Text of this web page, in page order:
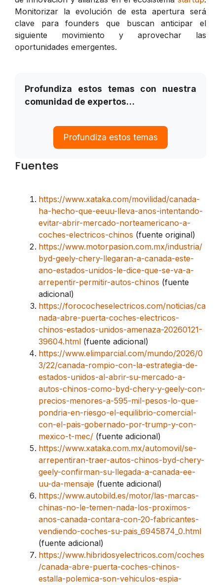
Monitorizar la evolución de esta apertura será
clave para founders que buscan anticipar el
siguiente movimiento y aprovechar las
oportunidades emergentes.
Profundiza estos temas con nuestra
comunidad de expertos…
Profundiza estos temas
Fuentes
https://www.xataka.com/movilidad/canada-
ha-hecho-que-eeuu-lleva-anos-intentando-
evitar-abrir-mercado-norteamericano-a-
coches-electricos-chinos (fuente original)
https://www.motorpasion.com.mx/industria/
byd-geely-chery-llegaran-a-canada-este-
ano-estados-unidos-le-dice-que-se-va-a-
arrepentir-permitir-autos-chinos (fuente
adicional)
https://forococheselectricos.com/noticias/ca
nada-abre-puerta-coches-electricos-
chinos-estados-unidos-amenaza-20260121-
39604.html (fuente adicional)
https://www.elimparcial.com/mundo/2026/0
3/22/canada-rompio-con-la-estrategia-de-
estados-unidos-al-abrir-su-mercado-a-
autos-chinos-como-byd-chery-y-geely-con-
precios-menores-a-595-mil-pesos-lo-que-
pondria-en-riesgo-el-equilibrio-comercial-
con-el-pais-gobernado-por-trump-y-con-
mexico-t-mec/ (fuente adicional)
https://www.xataka.com.mx/automovil/se-
arrepentiran-traer-autos-chinos-byd-chery-
geely-confirman-su-llegada-a-canada-ee-
uu-da-mensaje (fuente adicional)
https://www.autobild.es/motor/las-marcas-
chinas-no-le-temen-nada-los-proximos-
anos-canada-contara-con-20-fabricantes-
vendiendo-coches-su-pais_6945874_0.html
(fuente adicional)
https://www.hibridosyelectricos.com/coches
/canada-abre-puerta-coches-chinos-
estalla-polemica-son-vehiculos-espia-